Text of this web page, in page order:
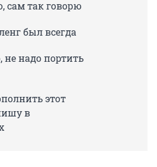
сам так говорю
был всегда
не надо портить
этот
в